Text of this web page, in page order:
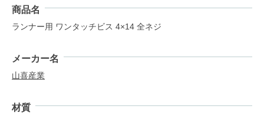
商品名
ランナー用 ワンタッチビス 4×14 全ネジ
メーカー名
山喜産業
材質